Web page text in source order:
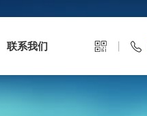
联系我们